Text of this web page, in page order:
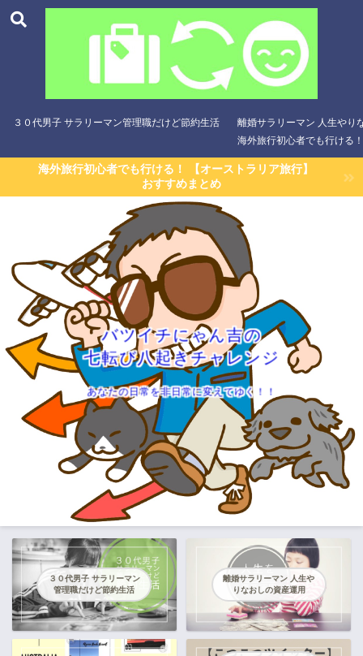
３０代男子 サラリーマン管理職だけど節約生活
離婚サラリーマン 人生やり
海外旅行初心者でも行ける
海外旅行初心者でも行ける！ 【オーストラリア旅行】
おすすめまとめ
バツイチにゃん吉の
七転び八起きチャレンジ
あなたの日常を非日常に変えてゆく！！
３０代男子 サラリーマン
管理職だけど節約生活
離婚サラリーマン 人生や
りなおしの資産運用